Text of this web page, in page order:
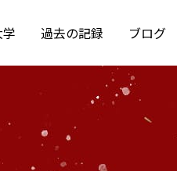
過去の記録 ブログ